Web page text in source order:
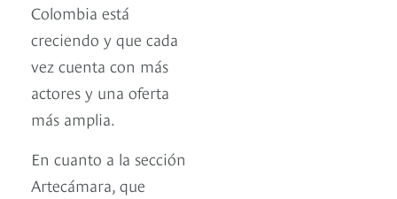
Colombia está
creciendo y que cada
vez cuenta con más
actores y una oferta
más amplia.
En cuanto a la sección
Artecámara, que